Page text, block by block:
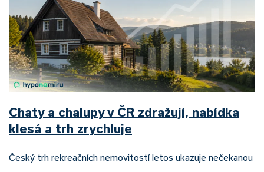
Chaty a chalupy v ČR zdražují, nabídka
klesá a trh zrychluje
Český trh rekreačních nemovitostí letos ukazuje nečekanou